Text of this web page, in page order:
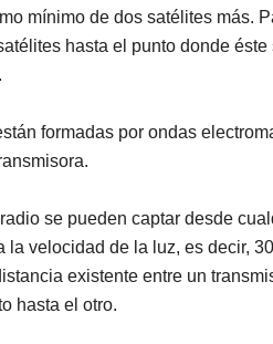
mínimo de dos satélites más.
hasta el punto donde
formadas por ondas
se pueden captar desde
velocidad de la luz, es decir,
existente entre un
hasta el otro.